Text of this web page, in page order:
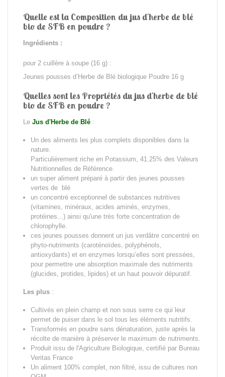
Quelle est la Composition du jus d'herbe de blé
bio de SFB en poudre ?
Ingrédients :
pour 2 cuillère à soupe (16 g) :
Jeunes pousses d’Herbe de Blé biologique Poudre 16 g
Quelles sont les Propriétés du jus d'herbe de blé
bio de SFB en poudre ?
Le Jus d'Herbe de Blé :
Un des aliments les plus complets disponibles dans la
nature.
Particulièrement riche en Potassium, 41.25% des Valeurs
Nutritionnelles de Référence.
un super aliment préparé à partir des jeunes pousses
vertes de blé
un concentré exceptionnel de substances nutritives
(vitamines, minéraux, acides aminés, enzymes,
protéines...) ainsi qu'une très forte concentration de
chlorophylle.
ces jeunes pousses donnent un jus verdâtre concentré en
phyto-nutriments (caroténoïdes, polyphénols,
antioxydants) et en enzymes lorsqu’elles sont pressées,
pour permettre une absorption maximale des nutriments
(glucides, protides, lipides) et un haut pouvoir dépuratif.
Les plus :
Cultivés en plein champ et non sous serre ce qui leur
permet de puiser dans le sol tous les éléments nutritifs.
Transformés en poudre sans dénaturation, juste après la
récolte de manière à préserver le maximum de nutriments.
Produit issu de l'Agriculture Biologique, certifié par Bureau
Veritas France
Un aliment 100% complet, non filtré, issu de cultures non